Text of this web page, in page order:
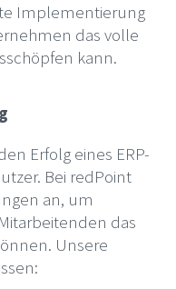
Implementierung
das volle
kann.
Erfolg eines ERP-
Bei redPoint
an, um
das
Unsere